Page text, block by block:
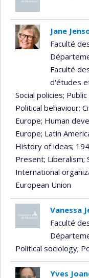
Jane
Faculté
Faculté
d'études
Social policies;
Political behaviour;
Europe; Human
Europe; Latin
History of ideas;
Present; Liberalism;
International
European Union
Vanessa
Faculté
Political sociology;
Yves